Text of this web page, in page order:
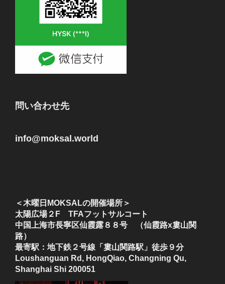
問い合わせ先
info@moksal.world
＜木曜日MOKSALの開催場所＞
太陽広場２F TFAフットサルコート
中国上海市長寧区仙霞露８８号 （仙霞路x婁山関
路）
最寄駅：地下鉄２号線「婁山関路駅」徒歩９分
Loushanguan Rd, HongQiao, Changning Qu,
Shanghai Shi 200051